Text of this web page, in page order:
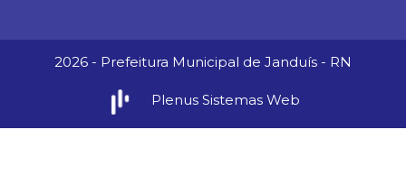
2026 - Prefeitura Municipal de Janduís - RN
Plenus Sistemas Web